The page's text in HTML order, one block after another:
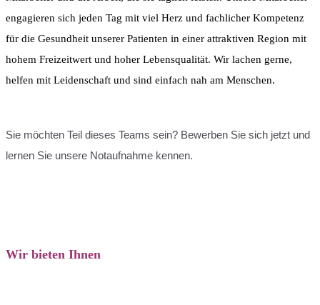
engagieren sich jeden Tag mit viel Herz und fachlicher Kompetenz
für die Gesundheit unserer Patienten in einer attraktiven Region mit
hohem Freizeitwert und hoher Lebensqualität. Wir lachen gerne,
helfen mit Leidenschaft und sind einfach nah am Menschen.
Sie möchten Teil dieses Teams sein? Bewerben Sie sich jetzt und
lernen Sie unsere Notaufnahme kennen.
Wir bieten Ihnen